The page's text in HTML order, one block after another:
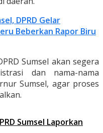
DPRD Gelar
Beberkan Rapor Biru
Sumsel akan segera
dan nama-nama
Sumsel, agar proses
Sumsel Laporkan